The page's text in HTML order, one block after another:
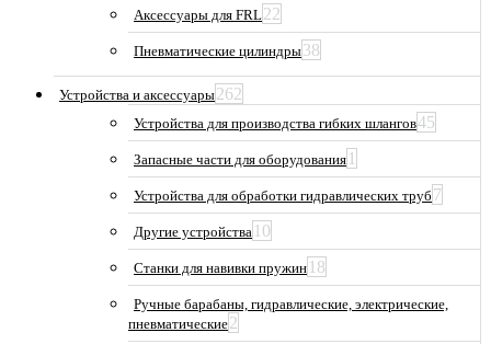
Аксессуары для FRL22
Пневматические цилиндры38
Устройства и аксессуары262
Устройства для производства гибких шлангов45
Запасные части для оборудования 1
Устройства для обработки гидравлических труб 7
Другие устройства 10
Станки для навивки пружин 18
Ручные барабаны, гидравлические, электрические,
пневматические2